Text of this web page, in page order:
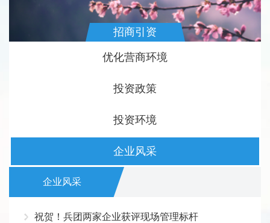
招商引资
优化营商环境
投资政策
投资环境
企业风采
企业风采
祝贺！兵团两家企业获评现场管理标杆